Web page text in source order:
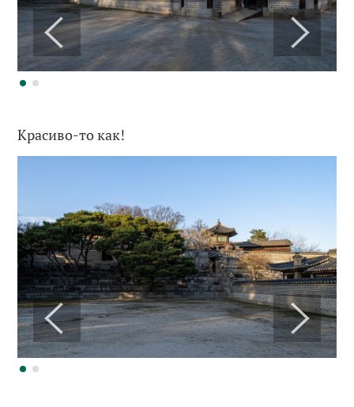
Красиво-то как!